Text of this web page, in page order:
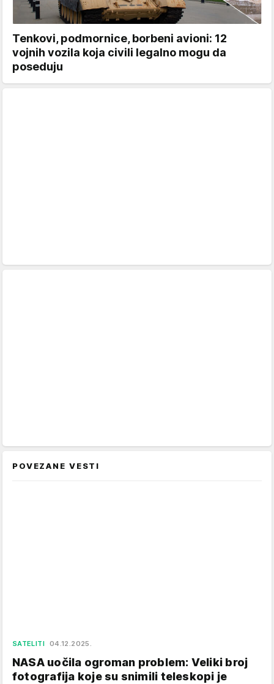
Tenkovi, podmornice, borbeni avioni: 12
vojnih vozila koja civili legalno mogu da
poseduju
POVEZANE VESTI
SATELITI 04.12.2025.
NASA uočila ogroman problem: Veliki broj
fotografija koje su snimili teleskopi je